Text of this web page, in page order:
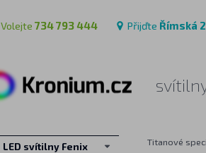
Volejte 734 793 444 Přijďte Římská
Titanové
LED svítilny Fenix